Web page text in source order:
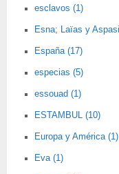
esclavos (1)
Esna; Laïas y
España (17)
especias (5)
essouad (1)
ESTAMBUL (10)
Europa y América (1)
Eva (1)